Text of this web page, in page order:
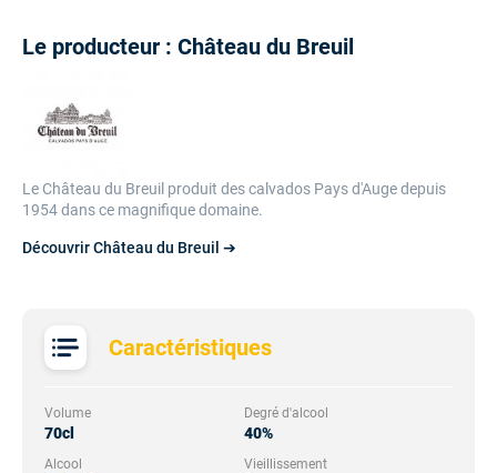
Caractéristiques
Volume
70cl
Degré d'alcool
40%
Alcool Vieillissement
Le producteur : Château du Breuil
Le Château du Breuil produit des calvados Pays d'Auge depuis
1954 dans ce magnifique domaine.
Découvrir Château du Breuil ➔